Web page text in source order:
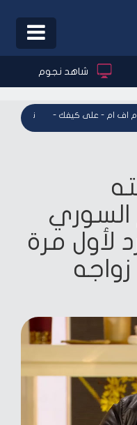
Toggle
شاهد نجوم
- اف ام - على كيفك نجوم اف
السوري
مرة